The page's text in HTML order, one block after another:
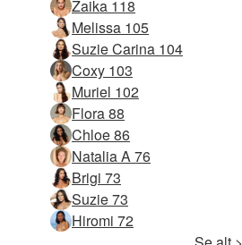
Zaika 118
Melissa 105
Suzie Carina 104
Coxy 103
Muriel 102
Flora 88
Chloe 86
Natalia A 76
Brigi 73
Suzie 73
Hiromi 72